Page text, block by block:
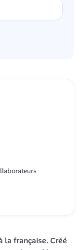
la française. Créé